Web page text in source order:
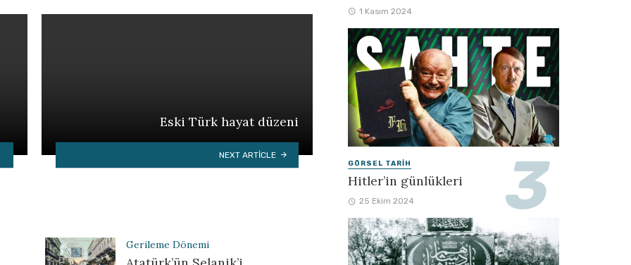
Eski Türk hayat düzeni
NEXT ARTICLE
Gerileme Dönemi
1 Kasım 2024
GÖRSEL TARIH
Hitler’in günlükleri
25 Ekim 2024